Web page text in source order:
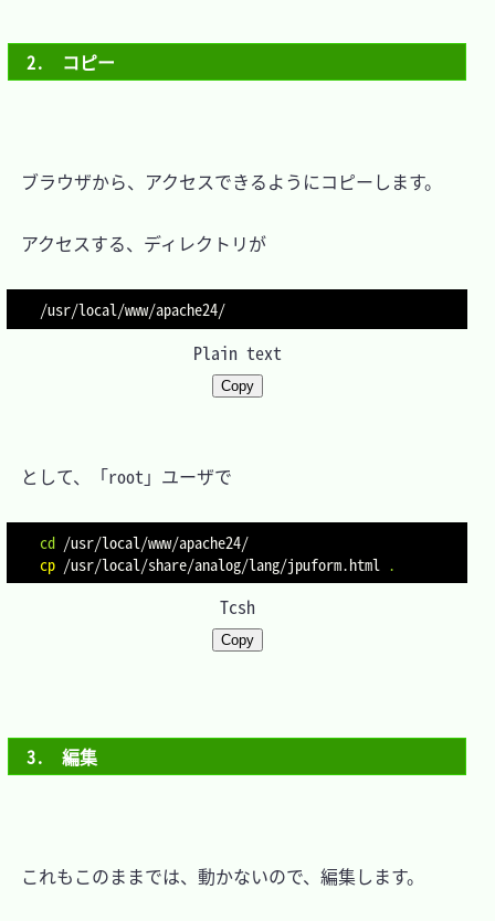
2.　コピー
ブラウザから、アクセスできるようにコピーします。
アクセスする、ディレクトリが
Plain text
Copy
として、「root」ユーザで
cd
cp /usr/local/share/analog/lang/jpuform.html .
Tcsh
Copy
3.　編集
これもこのままでは、動かないので、編集します。